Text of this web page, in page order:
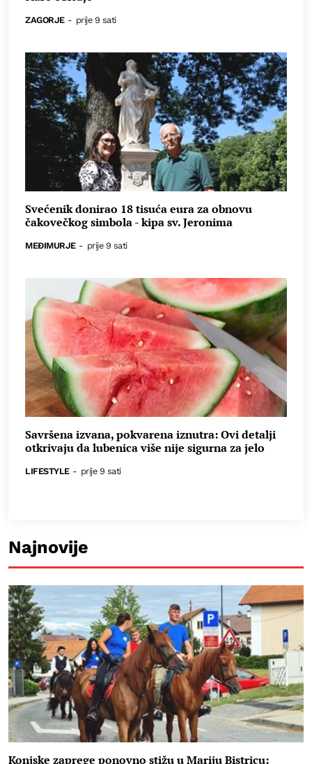
ZAGORJE - prije 9 sati
Svećenik donirao 18 tisuća eura za obnovu
čakovečkog simbola - kipa sv. Jeronima
MEĐIMURJE - prije 9 sati
Savršena izvana, pokvarena iznutra: Ovi detalji
otkrivaju da lubenica više nije sigurna za jelo
LIFESTYLE - prije 9 sati
Najnovije
Konjske zaprege ponovno stižu u Mariju Bistricu: